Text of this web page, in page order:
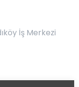
İş Merkezi